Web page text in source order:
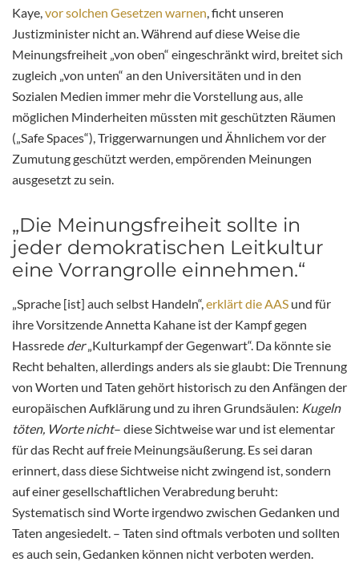
Kaye, vor solchen Gesetzen warnen , ficht unseren
Justizminister nicht an. Während auf diese Weise die
Meinungsfreiheit „von oben“ eingeschränkt wird, breitet sich
zugleich „von unten“ an den Universitäten und in den
Sozialen Medien immer mehr die Vorstellung aus, alle
möglichen Minderheiten müssten mit geschützten Räumen
(„Safe Spaces“), Triggerwarnungen und Ähnlichem vor der
Zumutung geschützt werden, empörenden Meinungen
ausgesetzt zu sein.
„Die Meinungsfreiheit sollte in
jeder demokratischen Leitkultur
eine Vorrangrolle einnehmen.“
„Sprache [ist] auch selbst Handeln“, erklärt die AAS und für
ihre Vorsitzende Annetta Kahane ist der Kampf gegen
Hassrede der„Kulturkampf der Gegenwart“. Da könnte sie
Recht behalten, allerdings anders als sie glaubt: Die Trennung
von Worten und Taten gehört historisch zu den Anfängen der
europäischen Aufklärung und zu ihren Grundsäulen: Kugeln
töten, Worte nicht– diese Sichtweise war und ist elementar
für das Recht auf freie Meinungsäußerung. Es sei daran
erinnert, dass diese Sichtweise nicht zwingend ist, sondern
auf einer gesellschaftlichen Verabredung beruht:
Systematisch sind Worte irgendwo zwischen Gedanken und
Taten angesiedelt. – Taten sind oftmals verboten und sollten
es auch sein, Gedanken können nicht verboten werden.